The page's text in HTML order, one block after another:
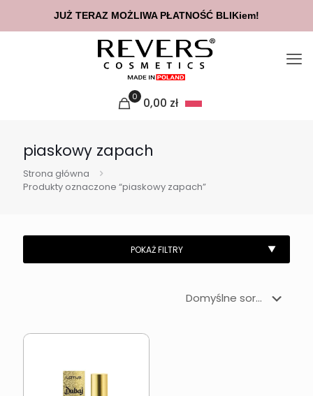
0 0,00 zł
piaskowy zapach
Strona główna
Produkty oznaczone “piaskowy zapach”
JUŻ TERAZ MOŻLIWA PŁATNOŚĆ BLIKiem!